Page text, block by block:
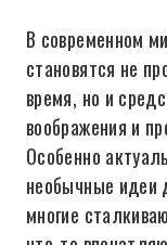
В современном
становятся не
время, но и
воображения и
Особенно
необычные идеи
многие